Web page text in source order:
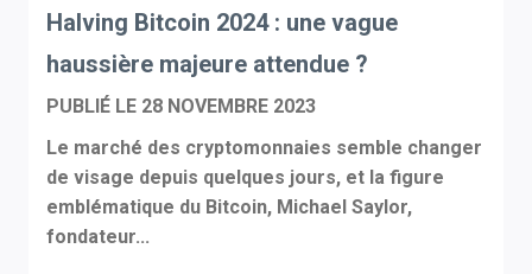
Halving Bitcoin 2024 : une vague
haussière majeure attendue ?
PUBLIÉ LE 28 NOVEMBRE 2023
Le marché des cryptomonnaies semble changer
de visage depuis quelques jours, et la figure
emblématique du Bitcoin, Michael Saylor,
fondateur...